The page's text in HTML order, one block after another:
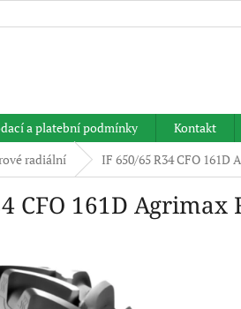
a platební podmínky Kontakt
radiální IF 650/65 R34 CFO 161D
CFO 161D Agrimax